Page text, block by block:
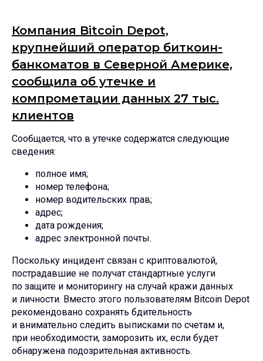
Компания Bitcoin Depot,
крупнейший оператор биткоин-
банкоматов в Северной Америке,
сообщила об утечке и
компрометации данных 27 тыс.
клиентов
Сообщается, что в утечке содержатся следующие
сведения:
полное имя;
номер телефона;
номер водительских прав;
адрес;
дата рождения;
адрес электронной почты.
Поскольку инцидент связан с криптовалютой,
пострадавшие не получат стандартные услуги
по защите и мониторингу на случай кражи данных
и личности. Вместо этого пользователям Bitcoin Depot
рекомендовано сохранять бдительность
и внимательно следить выписками по счетам и,
при необходимости, заморозить их, если будет
обнаружена подозрительная активность.